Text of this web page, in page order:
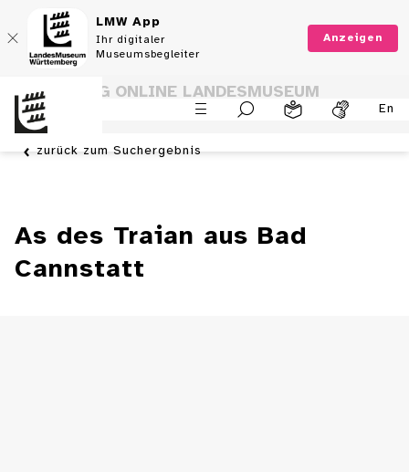
LMW App
Ihr digitaler
Museumsbegleiter
Anzeigen
En
SAMMLUNG ONLINE LANDESMUSEUM
WÜRTTEMBERG
zurück zum Suchergebnis
As des Traian aus Bad
Cannstatt